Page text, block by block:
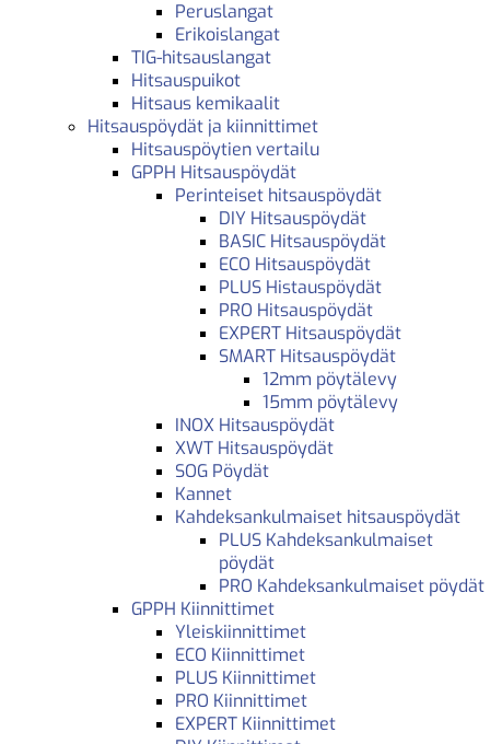
Peruslangat
Erikoislangat
TIG-hitsauslangat
Hitsauspuikot
Hitsaus kemikaalit
Hitsauspöydät ja kiinnittimet
Hitsauspöytien vertailu
GPPH Hitsauspöydät
Perinteiset hitsauspöydät
DIY Hitsauspöydät
BASIC Hitsauspöydät
ECO Hitsauspöydät
PLUS Histauspöydät
PRO Hitsauspöydät
EXPERT Hitsauspöydät
SMART Hitsauspöydät
12mm pöytälevy
15mm pöytälevy
INOX Hitsauspöydät
XWT Hitsauspöydät
SOG Pöydät
Kannet
Kahdeksankulmaiset hitsauspöydät
PLUS Kahdeksankulmaiset
pöydät
PRO Kahdeksankulmaiset pöydät
GPPH Kiinnittimet
Yleiskiinnittimet
ECO Kiinnittimet
PLUS Kiinnittimet
PRO Kiinnittimet
EXPERT Kiinnittimet